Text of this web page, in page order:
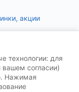
акции
маркетплейсах
технологии: для
согласии)
Нажимая